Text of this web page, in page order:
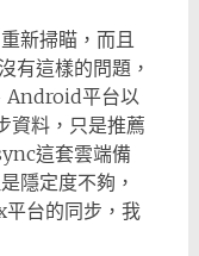
新掃瞄，而且
有這樣的問題，
Android平台以
料，只是推薦
這套雲端備
隱定度不夠，
台的同步，我